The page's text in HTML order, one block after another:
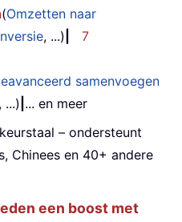
(Omzetten naar
, ...)
7
samenvoegen
, ...) ... en meer
– ondersteunt
Chinees en 40+ andere
een boost met